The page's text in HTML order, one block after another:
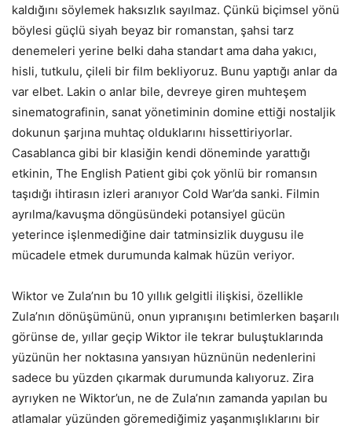
kaldığını söylemek haksızlık sayılmaz. Çünkü biçimsel yönü
böylesi güçlü siyah beyaz bir romanstan, şahsi tarz
denemeleri yerine belki daha standart ama daha yakıcı,
hisli, tutkulu, çileli bir film bekliyoruz. Bunu yaptığı anlar da
var elbet. Lakin o anlar bile, devreye giren muhteşem
sinematografinin, sanat yönetiminin domine ettiği nostaljik
dokunun şarjına muhtaç olduklarını hissettiriyorlar.
Casablanca gibi bir klasiğin kendi döneminde yarattığı
etkinin, The English Patient gibi çok yönlü bir romansın
taşıdığı ihtirasın izleri aranıyor Cold War’da sanki. Filmin
ayrılma/kavuşma döngüsündeki potansiyel gücün
yeterince işlenmediğine dair tatminsizlik duygusu ile
mücadele etmek durumunda kalmak hüzün veriyor.
Wiktor ve Zula’nın bu 10 yıllık gelgitli ilişkisi, özellikle
Zula’nın dönüşümünü, onun yıpranışını betimlerken başarılı
görünse de, yıllar geçip Wiktor ile tekrar buluştuklarında
yüzünün her noktasına yansıyan hüznünün nedenlerini
sadece bu yüzden çıkarmak durumunda kalıyoruz. Zira
ayrıyken ne Wiktor’un, ne de Zula’nın zamanda yapılan bu
atlamalar yüzünden göremediğimiz yaşanmışlıklarını bir